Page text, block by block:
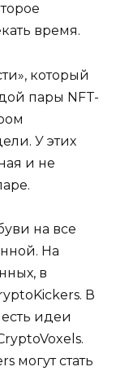
время.
который
пары NFT-
У этих
и не
на все
На
в
В
идеи
могут стать